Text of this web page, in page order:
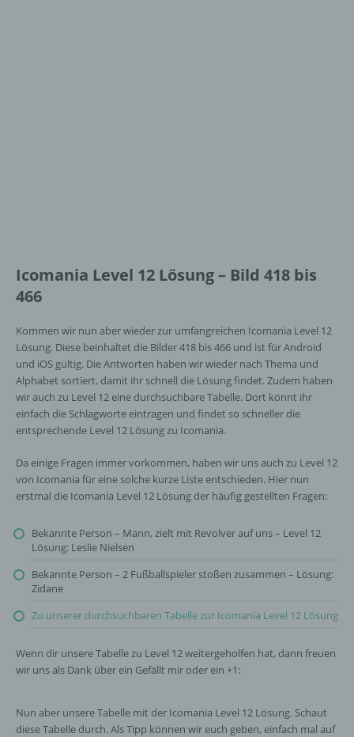
Icomania Level 12 Lösung – Bild 418 bis
466
Kommen wir nun aber wieder zur umfangreichen Icomania Level 12
Lösung. Diese beinhaltet die Bilder 418 bis 466 und ist für Android
und iOS gültig. Die Antworten haben wir wieder nach Thema und
Alphabet sortiert, damit ihr schnell die Lösung findet. Zudem haben
wir auch zu Level 12 eine durchsuchbare Tabelle. Dort könnt ihr
einfach die Schlagworte eintragen und findet so schneller die
entsprechende Level 12 Lösung zu Icomania.
Da einige Fragen immer vorkommen, haben wir uns auch zu Level 12
von Icomania für eine solche kurze Liste entschieden. Hier nun
erstmal die Icomania Level 12 Lösung der häufig gestellten Fragen:
Bekannte Person – Mann, zielt mit Revolver auf uns – Level 12
Lösung: Leslie Nielsen
Bekannte Person – 2 Fußballspieler stoßen zusammen – Lösung:
Zidane
Zu unserer durchsuchbaren Tabelle zur Icomania Level 12 Lösung
Wenn dir unsere Tabelle zu Level 12 weitergeholfen hat, dann freuen
wir uns als Dank über ein Gefällt mir oder ein +1:
Nun aber unsere Tabelle mit der Icomania Level 12 Lösung. Schaut
diese Tabelle durch. Als Tipp können wir euch geben, einfach mal auf